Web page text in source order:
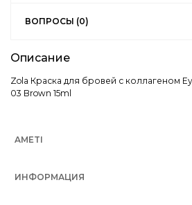
ВОПРОСЫ (0)
Описание
Zola Краска для бровей с коллагеном
03 Brown 15ml
AMETI
ИНФОРМАЦИЯ